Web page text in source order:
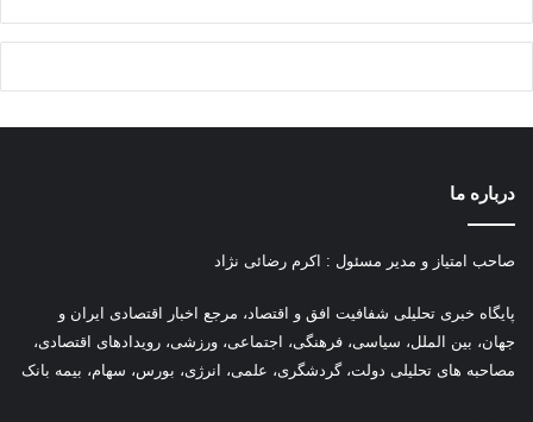
درباره ما
صاحب امتیاز و مدیر مسئول : اکرم رضائی نژاد
پایگاه خبری تحلیلی شفافیت افق و اقتصاد، مرجع اخبار اقتصادی ایران و
جهان، بین الملل، سیاسی، فرهنگی، اجتماعی، ورزشی، رویدادهای اقتصادی،
مصاحبه های تحلیلی دولت، گردشگری، علمی، انرژی، بورس، سهام، بیمه بانک